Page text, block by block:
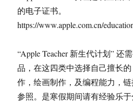
的电子证书。
https://www.apple.com.cn/
“Apple Teacher 新生代计划” 还
品，在这四类中选择自己擅长
作，绘画制作，及编程能力，链
参照。是寒假期间请有经验乐